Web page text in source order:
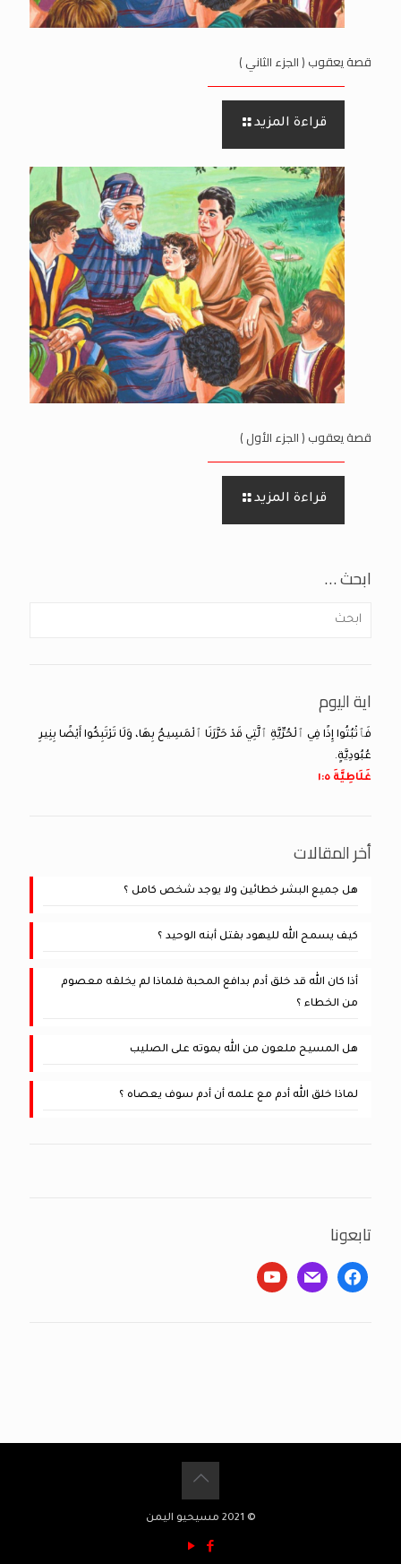
قصة يعقوب ( الجزء الثاني )
قراءة المزيد
قصة يعقوب ( الجزء الأول )
قراءة المزيد
ابحث …
اية اليوم
فَٱثْبُتُوا إِذًا فِي ٱلْحُرِّيَّةِ ٱلَّتِي قَدْ حَرَّرَنَا ٱلْمَسِيحُ بِهَا، وَلَا تَرْتَبِكُوا أَيْضًا بِنِيرِ
عُبُودِيَّةٍ.
غَلَاطِيَّةَ ٥:‏١
أخر المقالات
هل جميع البشر خطائين ولا يوجد شخص كامل ؟
كيف يسمح الله لليهود بقتل أبنه الوحيد ؟
أذا كان الله قد خلق أدم بدافع المحبة فلماذا لم يخلقه معصوم
من الخطاء ؟
هل المسيح ملعون من الله بموته على الصليب
لماذا خلق الله أدم مع علمه أن أدم سوف يعصاه ؟
تابعونا
facebook
mail
youtube
© 2021 مسيحيو اليمن